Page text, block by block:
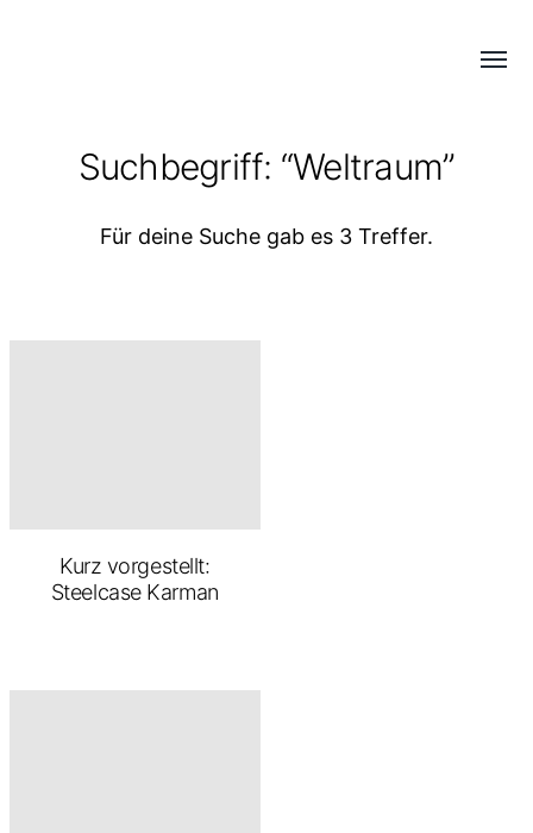
Menü
Suchbegriff: “Weltraum”
Für deine Suche gab es 3 Treffer.
Kurz vorgestellt:
Steelcase Karman